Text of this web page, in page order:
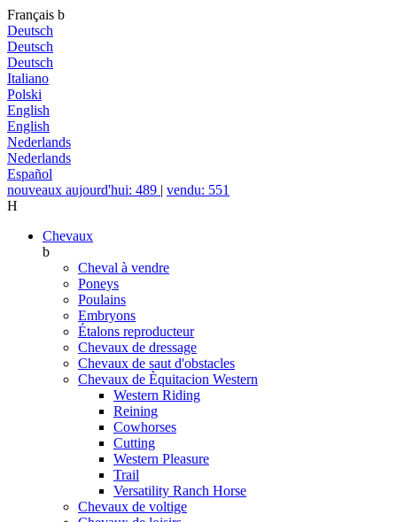
Français b
Deutsch
Deutsch
Deutsch
Italiano
Polski
English
English
Nederlands
Nederlands
Español
nouveaux aujourd'hui: 489 | vendu: 551
H
Chevaux
b
Cheval à vendre
Poneys
Poulains
Embryons
Étalons reproducteur
Chevaux de dressage
Chevaux de saut d'obstacles
Chevaux de Èquitacion Western
Western Riding
Reining
Cowhorses
Cutting
Western Pleasure
Trail
Versatility Ranch Horse
Chevaux de voltige